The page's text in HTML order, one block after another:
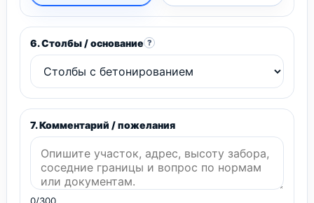
6. Столбы / основание ?
7. Комментарий / пожелания